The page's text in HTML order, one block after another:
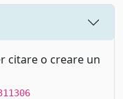
citare o creare un